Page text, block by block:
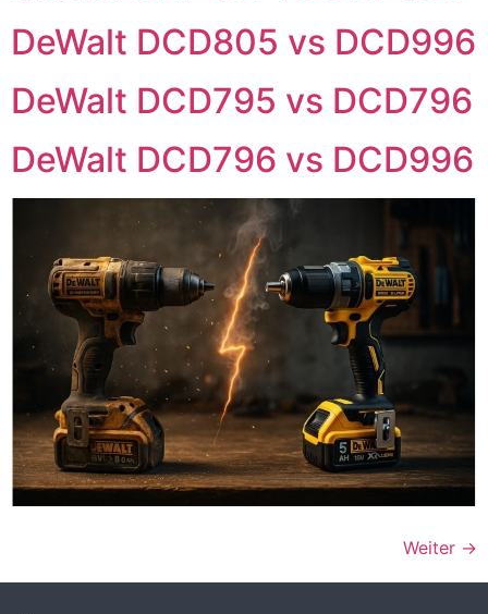
DeWalt DCD805 vs DCD996
DeWalt DCD795 vs DCD796
DeWalt DCD796 vs DCD996
Weiter →